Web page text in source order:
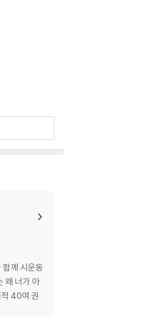
께 시운동
왜 너가 아
적 40여 권